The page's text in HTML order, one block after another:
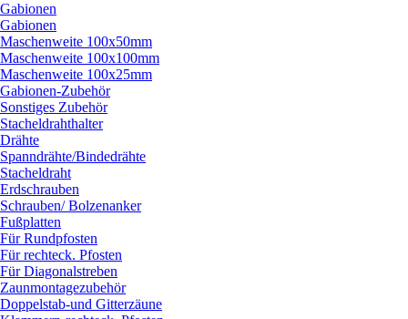
Gabionen
Gabionen
Maschenweite 100x50mm
Maschenweite 100x100mm
Maschenweite 100x25mm
Gabionen-Zubehör
Sonstiges Zubehör
Stacheldrahthalter
Drähte
Spanndrähte/Bindedrähte
Stacheldraht
Erdschrauben
Schrauben/Bolzenanker
Fußplatten
Für Rundpfosten
Für rechteck. Pfosten
Für Diagonalstreben
Zaunmontagezubehör
Doppelstab-und Gitterzäune